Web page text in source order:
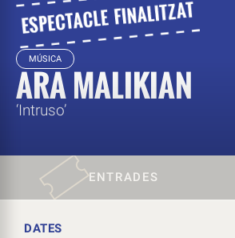
MÚSICA
ARA MALIKIAN
‘Intruso’
ENTRADES
DATES